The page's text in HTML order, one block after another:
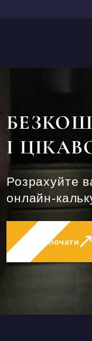
І
Розрахуйте
онлайн-
Розпочати